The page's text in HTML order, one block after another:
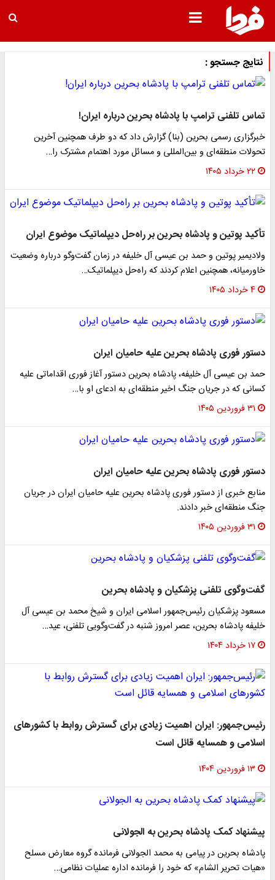
نتایج جستجو :
تماس تلفنی ترامپ با پادشاه بحرین درباره ایران!
خبرگزاری رسمی بحرین (بنا) گزارش داد که دو طرف همچنین آخرین
تحولات منطقه‌ای و بین‌المللی و مسائل مورد اهتمام مشترک را…
۲۲ خرداد ۱۴۰۵
تأکید پوتین و پادشاه بحرین بر راه‌حل دیپلماتیک موضوع ایران
ولادیمیر پوتین و حمد بن عیسی آل خلیفه در زمان گفت‌وگو درباره وضعیت
خاورمیانه، همچنین اعلام کردند که راه‌حل دیپلماتیک…
۴ خرداد ۱۴۰۵
دستور فوری پادشاه بحرین علیه حامیان ایران
حمد بن عیسی آل خلیفه، پادشاه بحرین دستور آغاز فوری اقداماتی علیه
کسانی که در جریان جنگ اخیر منطقه‌ای به ادعای او با…
۳۱ فروردین ۱۴۰۵
دستور فوری پادشاه بحرین علیه حامیان ایران
منابع خبری از دستور فوری پادشاه بحرین علیه حامیان ایران در جریان
جنگ منطقه‌ای خبر دادند.
۳۱ فروردین ۱۴۰۵
گفت‌وگوی تلفنی پزشکیان و پادشاه بحرین
مسعود پزشکیان رئیس‌جمهور اسلامی ایران و شیخ محمد بن عیسی آل
خلیفه پادشاه بحرین، عصر امروز شنبه در گفت‌وگویی تلفنی، عید…
۱۷ خرداد ۱۴۰۴
رئیس‌جمهور: ایران اهمیت زیادی برای گسترش روابط با کشورهای
اسلامی و همسایه قائل است
۱۳ فروردین ۱۴۰۴
پیشنهاد کمک پادشاه بحرین به الجولانی
پادشاه بحرین در پیامی به محمد الجولانی فرمانده گروه معارض مسلح
«هیات تحریر الشام» که خود را فرمانده اداره عملیات نظامی…